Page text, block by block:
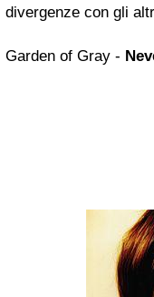
divergenze con gli
Garden of Gray -